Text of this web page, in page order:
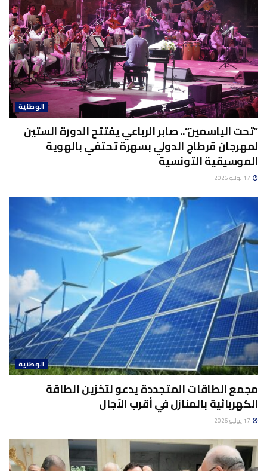
الوطنية
“تحت الياسمين”.. صابر الرباعي يفتتح الدورة الستين
لمهرجان قرطاج الدولي بسهرة تحتفي بالهوية
الموسيقية التونسية
الوطنية
مجمع الطاقات المتجددة يدعو لتخزين الطاقة
الكهربائية بالمنازل في أقرب الآجال